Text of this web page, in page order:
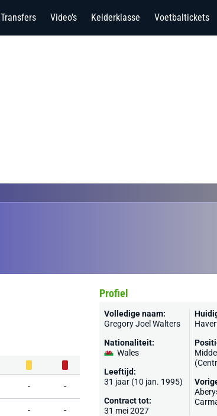
Transfers Video's Kelderklasse Voetbaltickets
- -
- -
Profiel
Volledige naam:
Gregory Joel Walters
Nationaliteit:
Wales
Leeftijd:
31 jaar (10 jan. 1995)
Contract tot:
31 mei 2027